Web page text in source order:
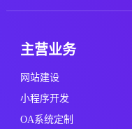
主营业务
网站建设
小程序开发
OA系统定制